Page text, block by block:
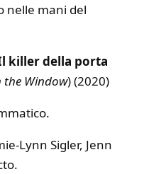
nelle mani del
killer della porta
the Window) (2020)
Lynn Sigler, Jenn